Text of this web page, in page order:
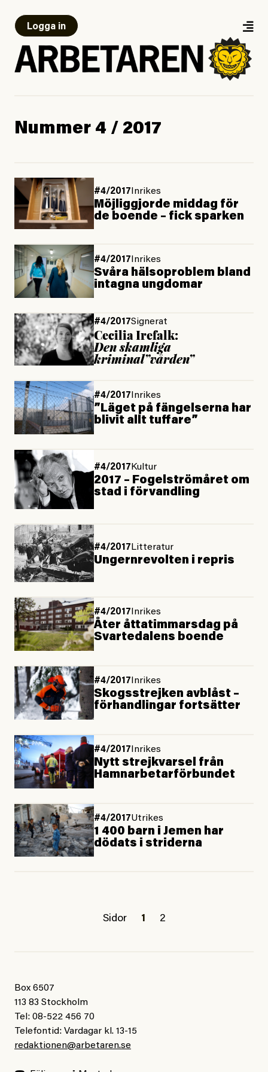
Logga in
Nummer 4 / 2017
#4/2017Inrikes
Möjliggjorde middag för
de boende – fick sparken
#4/2017 Inrikes
Svåra hälsoproblem bland
intagna ungdomar
#4/2017Signerat
Cecilia Irefalk:
Den skamliga
kriminal”vården”
#4/2017 Inrikes
”Läget på fängelserna har
blivit allt tuffare”
#4/2017Kultur
2017 – Fogelströmåret om
stad i förvandling
#4/2017 Litteratur
Ungernrevolten i repris
#4/2017Inrikes
Åter åttatimmarsdag på
Svartedalens boende
#4/2017 Inrikes
Skogsstrejken avblåst –
förhandlingar fortsätter
#4/2017 Inrikes
Nytt strejkvarsel från
Hamnarbetarförbundet
#4/2017Utrikes
1 400 barn i Jemen har
dödats i striderna
Sidor 1 2
Box 6507
113 83 Stockholm
Tel: 08-522 456 70
Telefontid: Vardagar kl. 13-15
redaktionen@arbetaren.se